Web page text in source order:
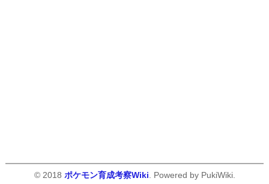
© 2018 ポケモン育成考察Wiki . Powered by PukiWiki.